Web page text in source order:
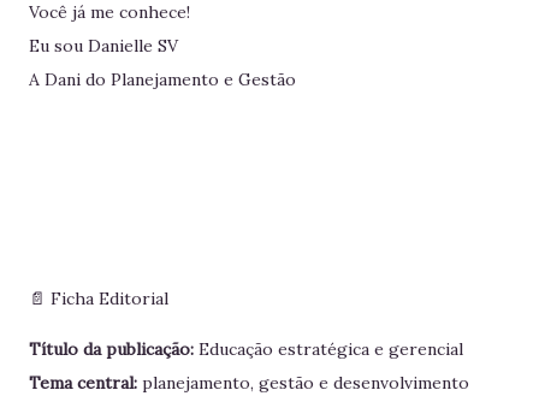
Você já me conhece!
Eu sou Danielle SV
A Dani do Planejamento e Gestão
📄 Ficha Editorial
Título da publicação: Educação estratégica e gerencial
Tema central: planejamento, gestão e desenvolvimento